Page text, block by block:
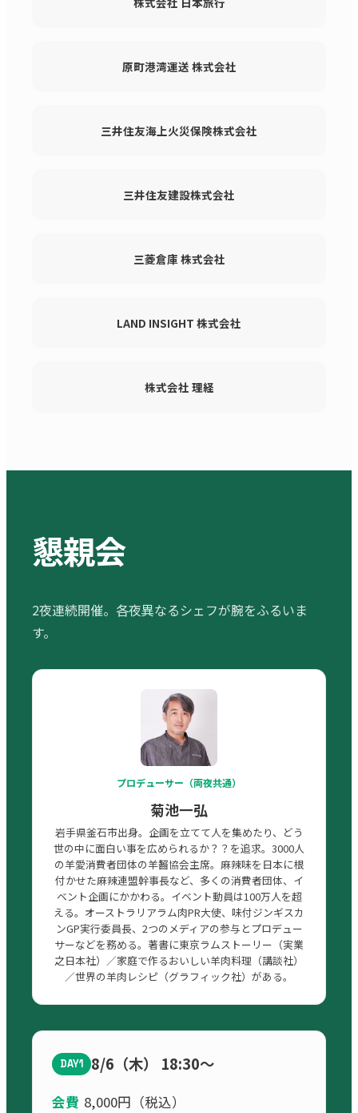
原町港湾運送 株式会社
三井住友海上火災保険株式会社
三井住友建設株式会社
三菱倉庫 株式会社
LAND INSIGHT 株式会社
株式会社 理経
懇親会
2夜連続開催。各夜異なるシェフが腕をふるいま
す。
プロデューサー（両夜共通）
菊池一弘
岩手県釜石市出身。企画を立てて人を集めたり、どう
世の中に面白い事を広められるか？？を追求。3000人
の羊愛消費者団体の羊齧協会主席。麻辣味を日本に根
付かせた麻辣連盟幹事長など、多くの消費者団体、イ
ベント企画にかかわる。イベント動員は100万人を超
える。オーストラリアラム肉PR大使、味付ジンギスカ
ンGP実行委員長、2つのメディアの参与とプロデュー
サーなどを務める。著書に東京ラムストーリー（実業
之日本社）／家庭で作るおいしい羊肉料理（講談社）
／世界の羊肉レシピ（グラフィック社）がある。
DAY1 8/6（木） 18:30〜
会費 8,000円（税込）